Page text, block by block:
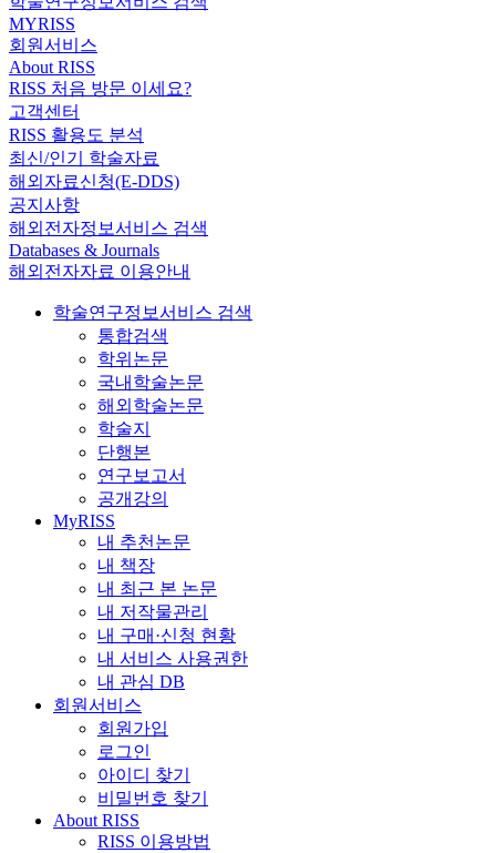
MYRISS
회원서비스
About RISS
RISS 처음 방문 이세요?
고객센터
RISS 활용도 분석
최신/인기 학술자료
해외자료신청(E-DDS)
공지사항
해외전자정보서비스 검색
Databases & Journals
해외전자자료 이용안내
학술연구정보서비스 검색
통합검색
학위논문
국내학술논문
해외학술논문
학술지
단행본
연구보고서
공개강의
MyRISS
내 추천논문
내 책장
내 최근 본 논문
내 저작물관리
내 구매·신청 현황
내 서비스 사용권한
내 관심 DB
회원서비스
회원가입
로그인
아이디 찾기
비밀번호 찾기
About RISS
RISS 이용방법